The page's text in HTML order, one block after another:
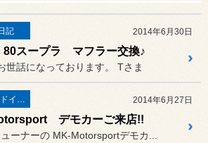
記 2014年6月30日
80スープラ マフラー交換♪
世話になっております。 Tさま
輸入車（ドイツ車）の作業 2014年6月27日
デモカーご来店!!
ーナーの MK-Motorsportデモカ...